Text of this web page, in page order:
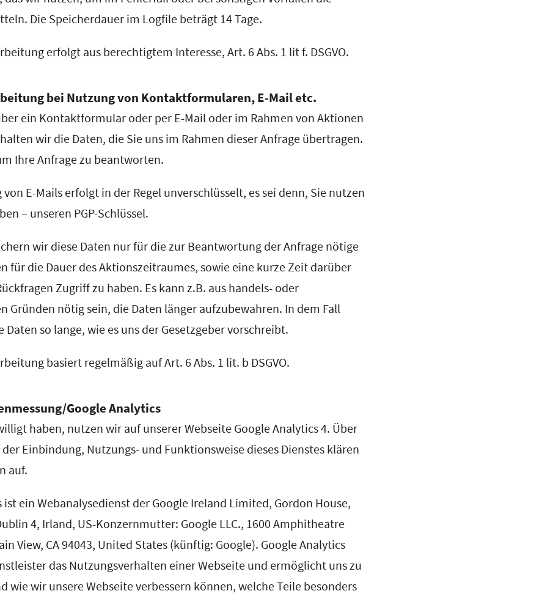
Die Speicherdauer im Logfile beträgt 14 Tage.
erfolgt aus berechtigtem Interesse, Art. 6 Abs. 1 lit f. DSGVO.
bei Nutzung von Kontaktformularen, E-Mail etc.
ein Kontaktformular oder per E-Mail oder im Rahmen von Aktionen
wir die Daten, die Sie uns im Rahmen dieser Anfrage übertragen.
Ihre Anfrage zu beantworten.
E-Mails erfolgt in der Regel unverschlüsselt, es sei denn, Sie nutzen
– unseren PGP-Schlüssel.
wir diese Daten nur für die zur Beantwortung der Anfrage nötige
für die Dauer des Aktionszeitraumes, sowie eine kurze Zeit darüber
Zugriff zu haben. Es kann z.B. aus handels- oder
Gründen nötig sein, die Daten länger aufzubewahren. In dem Fall
Daten so lange, wie es uns der Gesetzgeber vorschreibt.
basiert regelmäßig auf Art. 6 Abs. 1 lit. b DSGVO.
Google Analytics
haben, nutzen wir auf unserer Webseite Google Analytics 4. Über
Einbindung, Nutzungs- und Funktionsweise dieses Dienstes klären
auf.
ist ein Webanalysedienst der Google Ireland Limited, Gordon House,
4, Irland, US-Konzernmutter: Google LLC., 1600 Amphitheatre
View, CA 94043, United States (künftig: Google). Google Analytics
das Nutzungsverhalten einer Webseite und ermöglicht uns zu
wie wir unsere Webseite verbessern können, welche Teile besonders